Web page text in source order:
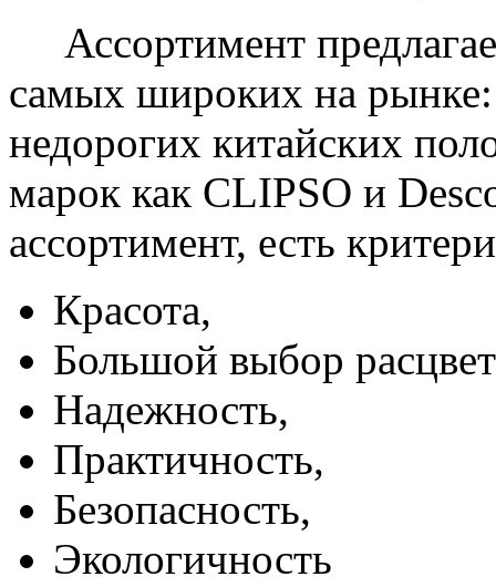
Ассортимент
самых широких на
недорогих китайских
марок как CLIPSO и
ассортимент, есть
Красота,
Большой выбор
Надежность,
Практичность,
Безопасность,
Экологичность